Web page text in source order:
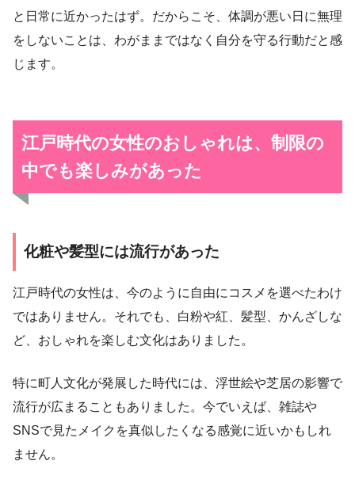
と日常に近かったはず。だからこそ、体調が悪い日に無理
をしないことは、わがままではなく自分を守る行動だと感
じます。
江戸時代の女性のおしゃれは、制限の
中でも楽しみがあった
化粧や髪型には流行があった
江戸時代の女性は、今のように自由にコスメを選べたわけ
ではありません。それでも、白粉や紅、髪型、かんざしな
ど、おしゃれを楽しむ文化はありました。
特に町人文化が発展した時代には、浮世絵や芝居の影響で
流行が広まることもありました。今でいえば、雑誌や
SNSで見たメイクを真似したくなる感覚に近いかもしれ
ません。